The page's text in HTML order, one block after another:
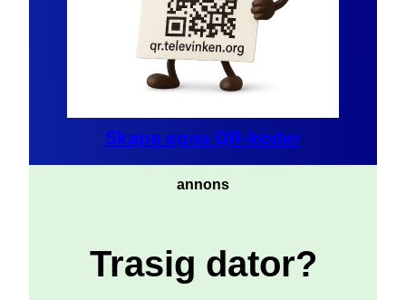
Skapa egna QR-koder
annons
Trasig dator?